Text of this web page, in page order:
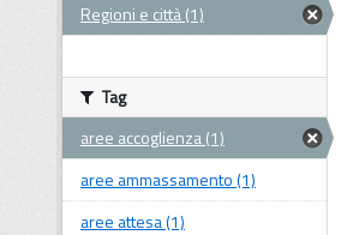
Regioni e città (1)
Tag
aree accoglienza (1)
aree ammassamento (1)
aree attesa (1)